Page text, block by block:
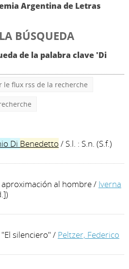
Argentina de Letras
BÚSQUEDA
de la palabra clave 'Di
le flux rss de la recherche
Di Benedetto / S.l. : S.n. (S.f.)
aproximación al hombre/ Iverna
"El silenciero" / Peltzer, Federico